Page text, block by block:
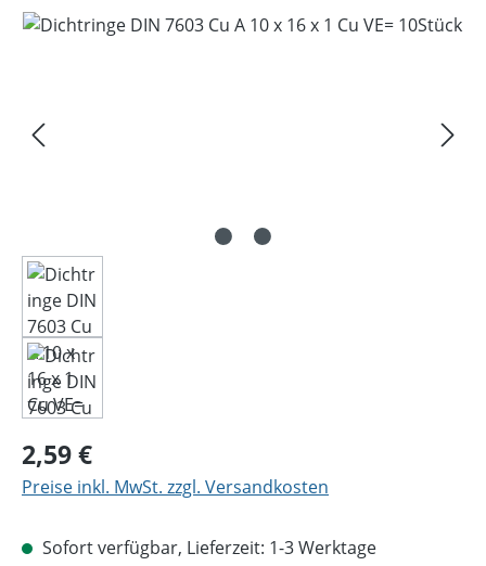
Bildergalerie überspringen
Regulärer Preis:
2,59 €
Preise inkl. MwSt. zzgl. Versandkosten
Sofort verfügbar, Lieferzeit: 1-3 Werktage